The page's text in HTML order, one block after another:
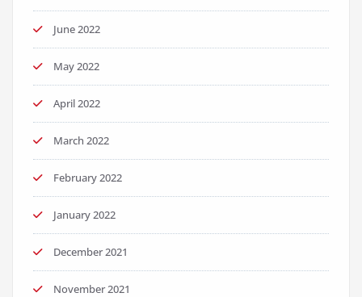
June 2022
May 2022
April 2022
March 2022
February 2022
January 2022
December 2021
November 2021